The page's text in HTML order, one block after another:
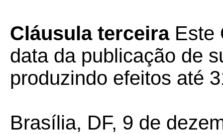
Cláusula terceiraEste
data da publicação de
produzindo efeitos até
Brasília, DF, 9 de